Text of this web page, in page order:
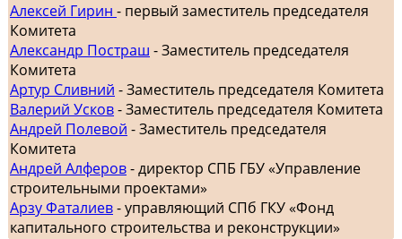
Алексей Гирин - первый заместитель председателя
Комитета
Александр Постраш - Заместитель председателя
Комитета
Артур Сливний - Заместитель председателя Комитета
Валерий Усков- Заместитель председателя Комитета
Андрей Полевой - Заместитель председателя
Комитета
Андрей Алферов- директор СПБ ГБУ «Управление
строительными проектами»
Арзу Фаталиев- управляющий СПб ГКУ «Фонд
капитального строительства и реконструкции»